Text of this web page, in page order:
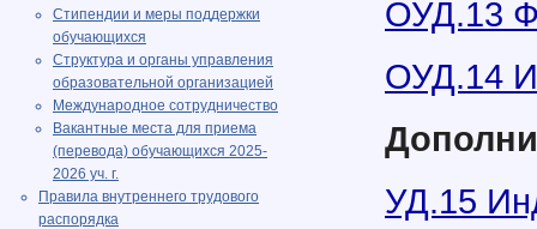
Стипендии и меры поддержки
обучающихся
Структура и органы управления
образовательной организацией
Международное сотрудничество
Вакантные места для приема
(перевода) обучающихся 2025-
2026 уч. г.
Правила внутреннего трудового
распорядка
ОУД.13
ОУД.14
УД.15